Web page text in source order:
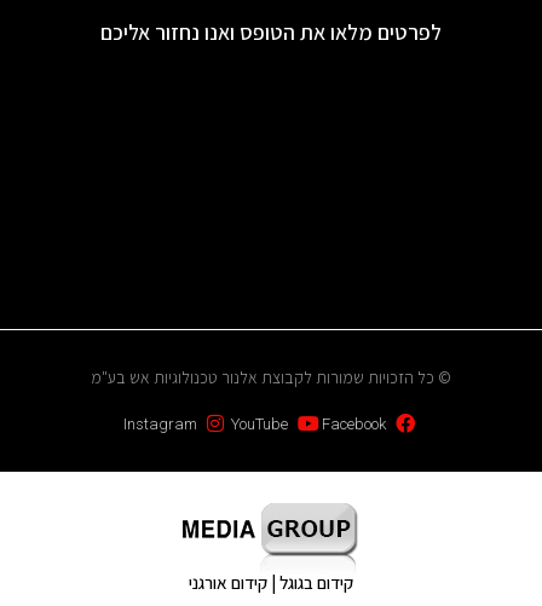
לפרטים מלאו את הטופס ואנו נחזור אליכם
© כל הזכויות שמורות לקבוצת אלנור טכנולוגיות אש בע"מ
Facebook
YouTube
Instagram
קידום בגוגל | קידום אורגני